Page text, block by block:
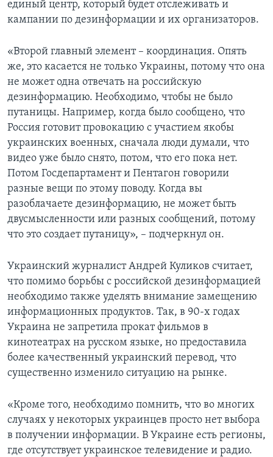
единый центр, который будет отслеживать и
кампании по дезинформации и их организаторов.
«Второй главный элемент – координация. Опять
же, это касается не только Украины, потому что она
не может одна отвечать на российскую
дезинформацию. Необходимо, чтобы не было
путаницы. Например, когда было сообщено, что
Россия готовит провокацию с участием якобы
украинских военных, сначала люди думали, что
видео уже было снято, потом, что его пока нет.
Потом Госдепартамент и Пентагон говорили
разные вещи по этому поводу. Когда вы
разоблачаете дезинформацию, не может быть
двусмысленности или разных сообщений, потому
что это создает путаницу», – подчеркнул он.
Украинский журналист Андрей Куликов считает,
что помимо борьбы с российской дезинформацией
необходимо также уделять внимание замещению
информационных продуктов. Так, в 90-х годах
Украина не запретила прокат фильмов в
кинотеатрах на русском языке, но предоставила
более качественный украинский перевод, что
существенно изменило ситуацию на рынке.
«Кроме того, необходимо помнить, что во многих
случаях у некоторых украинцев просто нет выбора
в получении информации. В Украине есть регионы,
где отсутствует украинское телевидение и радио.